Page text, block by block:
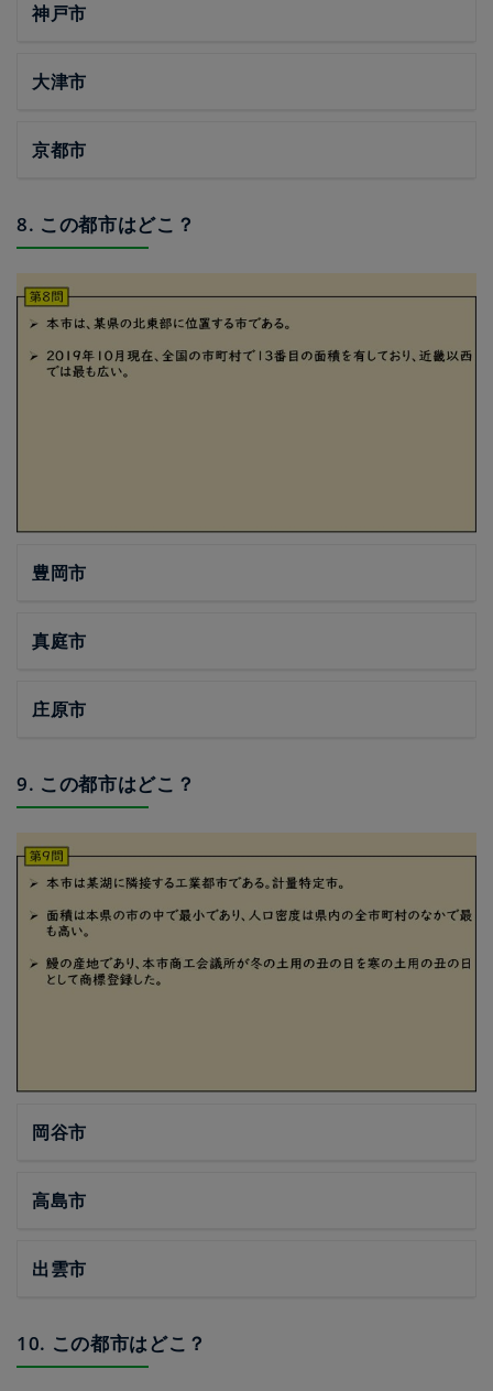
神戸市
大津市
京都市
8. この都市はどこ？
豊岡市
真庭市
庄原市
9. この都市はどこ？
岡谷市
高島市
出雲市
10. この都市はどこ？